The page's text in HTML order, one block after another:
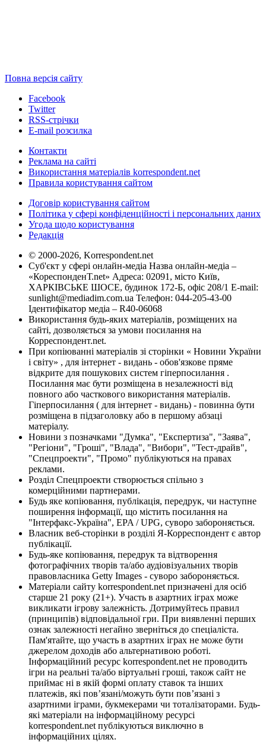
Повна версія сайту
Facebook
Twitter
RSS-стрічки
E-mail розсилка
Контакти
Реклама на сайті
Використання матеріалів korrespondent.net
Правила користування сайтом
Договір користування сайтом
Політика у сфері конфіденційності і персональних даних
Угода щодо користування
Редакція
© 2000-2026, Korrespondent.net
Суб'єкт у сфері онлайн-медіа Назва онлайн-медіа –
«КореспонденТ.net» Адреса: 02091, місто Київ,
ХАРКІВСЬКЕ ШОСЕ, будинок 172-Б, офіс 208/1 E-mail:
sunlight@mediadim.com.ua Телефон: 044-205-43-00
Ідентифікатор медіа – R40-06068
Використання будь-яких матеріалів, розміщених на
сайті, дозволяється за умови посилання на
Корреспондент.net.
При копіюванні матеріалів зі сторінки « Новини України
і світу» , для інтернет - видань - обов'язкове пряме
відкрите для пошукових систем гіперпосилання .
Посилання має бути розміщена в незалежності від
повного або часткового використання матеріалів.
Гіперпосилання ( для інтернет - видань) - повинна бути
розміщена в підзаголовку або в першому абзаці
матеріалу.
Новини з позначками "Думка", "Експертиза", "Заява",
"Регіони", "Гроші", "Влада", "Вибори", "Тест-драйв",
"Спецпроекти", "Промо" публікуються на правах
реклами.
Розділ Спецпроекти створюється спільно з
комерційними партнерами.
Будь яке копіювання, публікація, передрук, чи наступне
поширення інформації, що містить посилання на
"Інтерфакс-Україна", EPA / UPG, суворо забороняється.
Власник веб-сторінки в розділі Я-Корреспондент є автор
публікації.
Будь-яке копіювання, передрук та відтворення
фотографічних творів та/або аудіовізуальних творів
правовласника Getty Images - суворо забороняється.
Матеріали сайту korrespondent.net призначені для осіб
старше 21 року (21+). Участь в азартних іграх може
викликати ігрову залежність. Дотримуйтесь правил
(принципів) відповідальної гри. При виявленні перших
ознак залежності негайно зверніться до спеціаліста.
Пам'ятайте, що участь в азартних іграх не може бути
джерелом доходів або альтернативою роботі.
Інформаційний ресурс korrespondent.net не проводить
ігри на реальні та/або віртуальні гроші, також сайт не
приймає ні в якій формі оплату ставок та інших
платежів, які пов’язані/можуть бути пов’язані з
азартними іграми, букмекерами чи тоталізаторами. Будь-
які матеріали на інформаційному ресурсі
korrespondent.net публікуються виключно в
інформаційних цілях.